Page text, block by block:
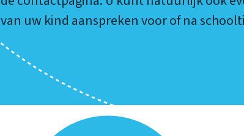
van uw kind aanspreken voor of na